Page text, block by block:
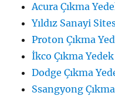
Acura Çıkma
Yıldız Sanayi
Proton Çıkma
İkco Çıkma
Dodge Çıkma
Ssangyong